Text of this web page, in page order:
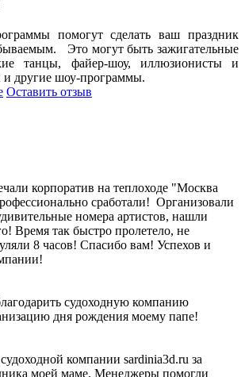
помогут сделать ваш праздник
Это могут быть зажигательные
танцы, файер-шоу, иллюзионисты и
и другие шоу-программы.
Оставить отзыв
корпоратив на теплоходе "Москва
сработали! Организовали
номера артистов, нашли
Время так быстро пролетело, не
8 часов! Спасибо вам! Успехов и
​судоходную компанию
дня рождения моему папе!
компании sardinia3d.ru за
моей маме. Менеджеры помогли